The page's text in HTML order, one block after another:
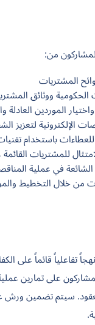
من:
المشتريات
الحكومية ووثائق
الموردين العادلة
الإلكترونية لتعزيز
باستخدام
للمشتريات
في عملية
من خلال التخطيط
تفاعلياً قائماً
على تمارين
سيتم تضمين ورش